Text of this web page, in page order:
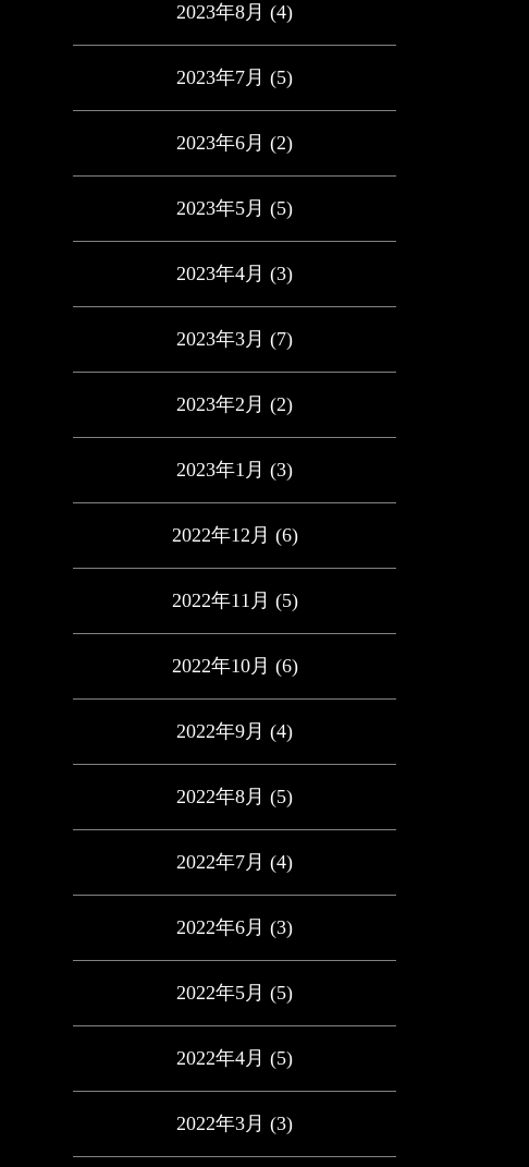
2023年8月 (4)
2023年7月 (5)
2023年6月 (2)
2023年5月 (5)
2023年4月 (3)
2023年3月 (7)
2023年2月 (2)
2023年1月 (3)
2022年12月 (6)
2022年11月 (5)
2022年10月 (6)
2022年9月 (4)
2022年8月 (5)
2022年7月 (4)
2022年6月 (3)
2022年5月 (5)
2022年4月 (5)
2022年3月 (3)